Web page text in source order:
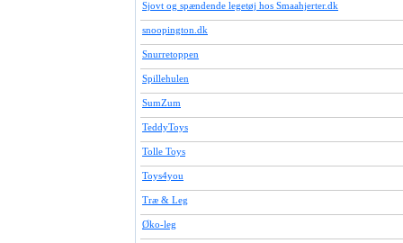
Sjovt og spændende legetøj hos Smaahjerter.dk
snoopington.dk
Snurretoppen
Spillehulen
SumZum
TeddyToys
Tolle Toys
Toys4you
Træ & Leg
Øko-leg